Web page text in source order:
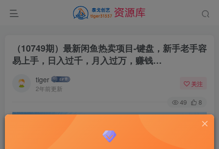
（10749期）最新闲鱼热卖项目-键盘，新手老手容
易上手，日入过千，月入过万，赚钱…
tiger
2年前更新
关注
49 8